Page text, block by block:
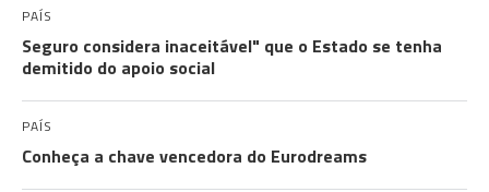
PAÍS
Seguro considera inaceitável" que o Estado se tenha
demitido do apoio social
PAÍS
Conheça a chave vencedora do Eurodreams